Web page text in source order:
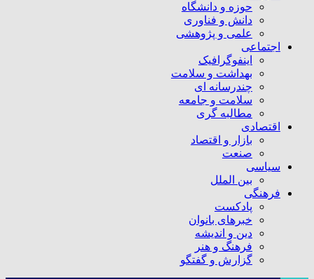
حوزه و دانشگاه
دانش و فناوری
علمی و پژوهشی
اجتماعی
اینفوگرافیک
بهداشت و سلامت
چندرسانه ای
سلامت و جامعه
مطالبه گری
اقتصادی
بازار و اقتصاد
صنعت
سیاسی
بین الملل
فرهنگی
پادکست
خبرهای بانوان
دین و اندیشه
فرهنگ و هنر
گزارش و گفتگو